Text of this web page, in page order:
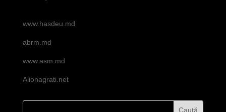
www.hasdeu.md
abrm.md
www.asm.md
Alionagrati.net